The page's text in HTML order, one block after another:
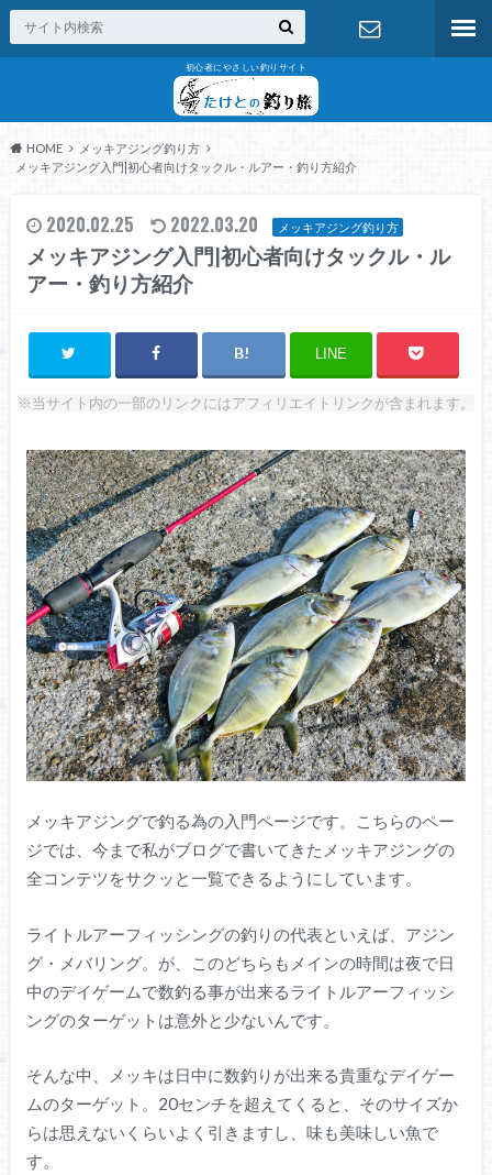
初心者にやさしい釣りサイト
HOME
メッキアジング釣り方
メッキアジング入門|初心者向けタックル・ルアー・釣り方紹介
2020.02.25 2022.03.20 メッキアジング釣り方
メッキアジング入門|初心者向けタックル・ル
アー・釣り方紹介
LINE
※当サイト内の一部のリンクにはアフィリエイトリンクが含まれます。
メッキアジングで釣る為の入門ページです。こちらのペー
ジでは、今まで私がブログで書いてきたメッキアジングの
全コンテツをサクッと一覧できるようにしています。
ライトルアーフィッシングの釣りの代表といえば、アジン
グ・メバリング。が、このどちらもメインの時間は夜で日
中のデイゲームで数釣る事が出来るライトルアーフィッシ
ングのターゲットは意外と少ないんです。
そんな中、メッキは日中に数釣りが出来る貴重なデイゲー
ムのターゲット。20センチを超えてくると、そのサイズか
らは思えないくらいよく引きますし、味も美味しい魚で
す。